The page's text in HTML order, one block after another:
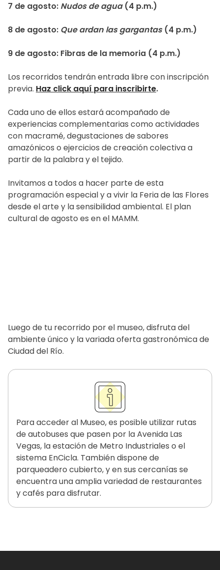
7 de agosto: Nudos de agua(4 p.m.)
8 de agosto: Que ardan las gargantas (4 p.m.)
9 de agosto: Fibras de la memoria (4 p.m.)
Los recorridos tendrán entrada libre con inscripción
previa. Haz click aquí para inscribirte.
Cada uno de ellos estará acompañado de
experiencias complementarias como actividades
con macramé, degustaciones de sabores
amazónicos o ejercicios de creación colectiva a
partir de la palabra y el tejido.
Invitamos a todos a hacer parte de esta
programación especial y a vivir la Feria de las Flores
desde el arte y la sensibilidad ambiental. El plan
cultural de agosto es en el MAMM.
Luego de tu recorrido por el museo, disfruta del
ambiente único y la variada oferta gastronómica de
Ciudad del Río.
Para acceder al Museo, es posible utilizar rutas
de autobuses que pasen por la Avenida Las
Vegas, la estación de Metro Industriales o el
sistema EnCicla. También dispone de
parqueadero cubierto, y en sus cercanías se
encuentra una amplia variedad de restaurantes
y cafés para disfrutar.